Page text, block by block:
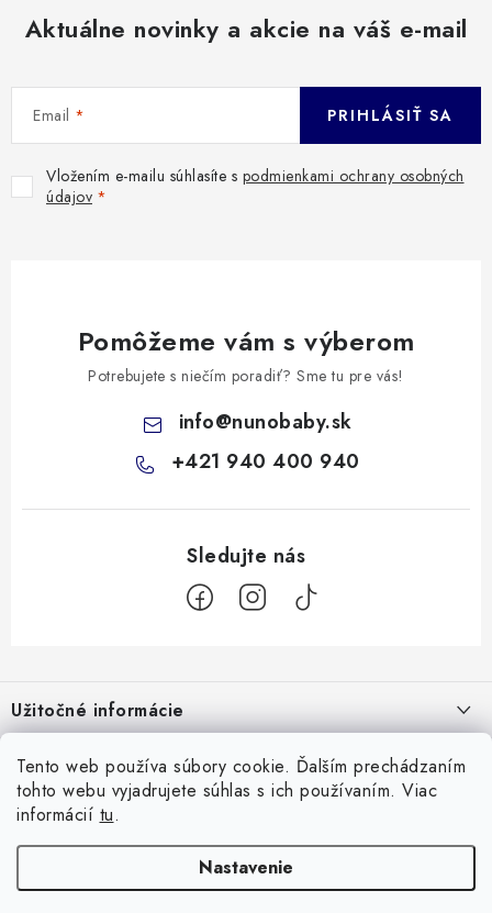
Tento web používa súbory cookie. Ďalším prechádzaním
tohto webu vyjadrujete súhlas s ich používaním. Viac
informácií tu.
Nastavenie
Aktuálne novinky a akcie na váš e-mail
Email
Vložením e-mailu súhlasíte s podmienkami ochrany osobných
údajov
PRIHLÁSIŤ SA
Pomôžeme vám s výberom
Potrebujete s niečím poradiť? Sme tu pre vás!
info@nunobaby.sk
+421 940 400 940
pUžitočné informácie
O nás
Všetko o nákupe
10 Neuveriteľných tipov na zvládnutie refluxu u novorodencov, ktoré
Doprava
Facebook
Prijímame online platby